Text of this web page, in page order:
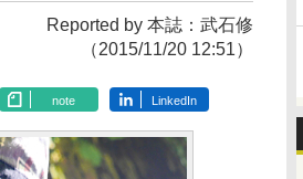
Reported by 本誌：武石修
（2015/11/20 12:51）
note LinkedIn